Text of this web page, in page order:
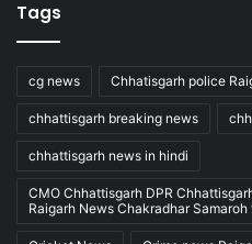
Tags
cg news Chhatisgarh police
chhattisgarh breaking news
chhattisgarh news in hindi
CMO Chhattisgarh DPR
Raigarh News Chakradhar Samaroh